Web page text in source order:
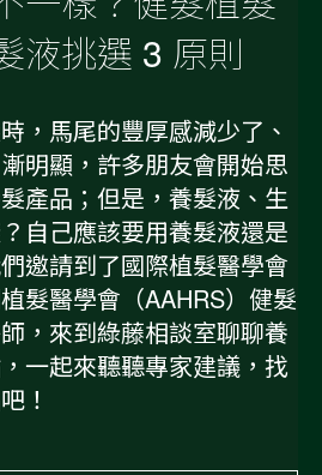
液挑選 3 原則
，馬尾的豐厚感減少了、
明顯，許多朋友會開始思
產品；但是，養髮液、生
自己應該要用養髮液還是
邀請到了國際植髮醫學會
植髮醫學會（AAHRS）健髮
，來到綠藤相談室聊聊養
一起來聽聽專家建議，找
！